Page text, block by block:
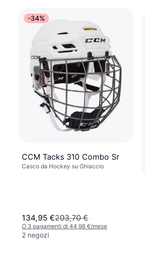
-34%
CCM Tacks 310 Combo Sr
Casco da Hockey su Ghiaccio
134,95 €203,70 €
O 3 pagamenti di 44,98 €/mese
2 negozi